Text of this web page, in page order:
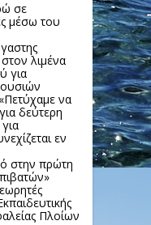
σε
μέσω του
λιμένα
για
«Πετύχαμε να
δεύτερη
εν
στην πρώτη
Πλοίων